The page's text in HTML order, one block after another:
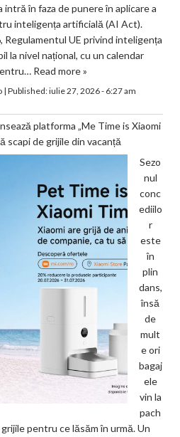
intră în faza de punere în aplicare a
inteligența artificială (AI Act).
UE privind inteligența
la nivel național, cu un calendar
Read more »
| Published:iulie 27, 2026 - 6:27 am
platforma „Me Time is Xiaomi
scapi de grijile din vacanță
Sezo
nul
conc
ediilo
r
este
în
plin
dans,
însă
de
mult
e ori
bagaj
ele
vin la
pach
pentru ce lăsăm în urmă. Un